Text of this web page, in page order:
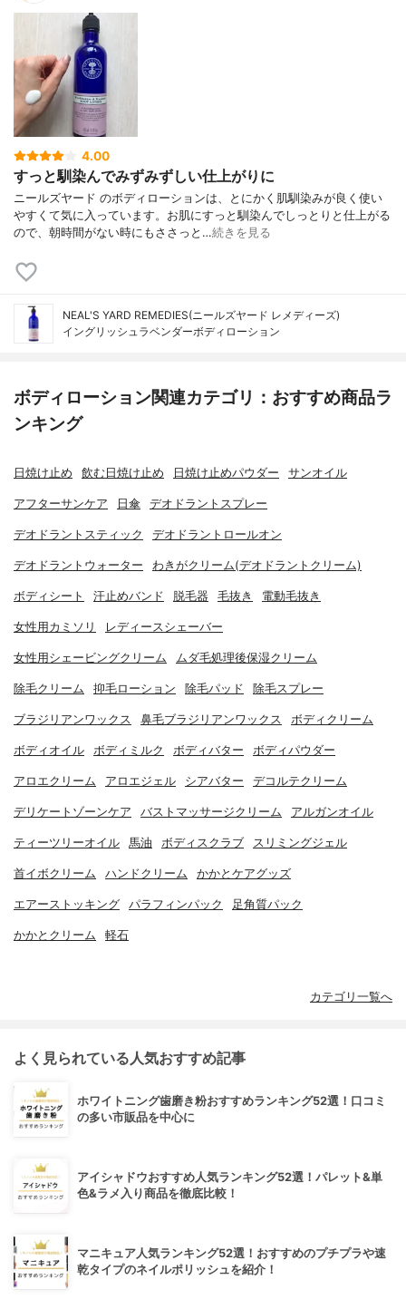
4.00
すっと馴染んでみずみずしい仕上がりに
ニールズヤード のボディローションは、とにかく肌馴染みが良く使い
やすくて気に入っています。お肌にすっと馴染んでしっとりと仕上がる
ので、朝時間がない時にもささっと…続きを見る
NEAL'S YARD REMEDIES(ニールズヤード レメディーズ)
イングリッシュラベンダーボディローション
ボディローション関連カテゴリ：おすすめ商品ラ
ンキング
日焼け止め 飲む日焼け止め 日焼け止めパウダー サンオイル
アフターサンケア 日傘 デオドラントスプレー
デオドラントスティック デオドラントロールオン
デオドラントウォーター わきがクリーム(デオドラントクリーム)
ボディシート 汗止めバンド 脱毛器 毛抜き 電動毛抜き
女性用カミソリ レディースシェーバー
女性用シェービングクリーム ムダ毛処理後保湿クリーム
除毛クリーム 抑毛ローション 除毛パッド 除毛スプレー
ブラジリアンワックス 鼻毛ブラジリアンワックス ボディクリーム
ボディオイル ボディミルク ボディバター ボディパウダー
アロエクリーム アロエジェル シアバター デコルテクリーム
デリケートゾーンケア バストマッサージクリーム アルガンオイル
ティーツリーオイル 馬油 ボディスクラブ スリミングジェル
首イボクリーム ハンドクリーム かかとケアグッズ
エアーストッキング パラフィンパック 足角質パック
かかとクリーム 軽石
カテゴリ一覧へ
よく見られている人気おすすめ記事
ホワイトニング歯磨き粉おすすめランキング52選！口コミ
の多い市販品を中心に
アイシャドウおすすめ人気ランキング52選！パレット&単
色&ラメ入り商品を徹底比較！
マニキュア人気ランキング52選！おすすめのプチプラや速
乾タイプのネイルポリッシュを紹介！